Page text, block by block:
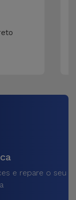
e repare o seu